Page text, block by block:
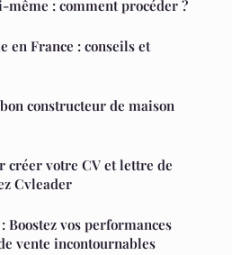
même : comment procéder ?
en France : conseils et
constructeur de maison
créer votre CV et lettre de
Cvleader
Boostez vos performances
vente incontournables